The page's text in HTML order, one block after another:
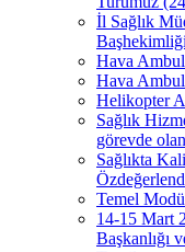
İl Sağlık
Hava
Hava
Helikopter
Sağlık
görevde
Sağlıkta
Temel
14-15 Mart
Başkanlığı